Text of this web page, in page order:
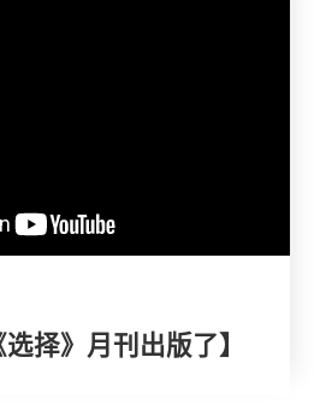
选择》月刊出版了】